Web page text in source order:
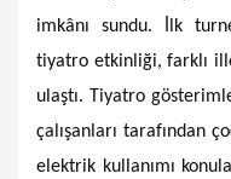
imkânı sundu. İlk
tiyatro etkinliği, farklı
ulaştı. Tiyatro
çalışanları tarafından
elektrik kullanımı